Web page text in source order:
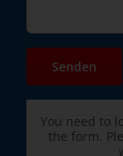
You need to
the form.